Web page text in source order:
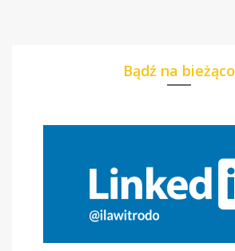
Bądź na bieżąco